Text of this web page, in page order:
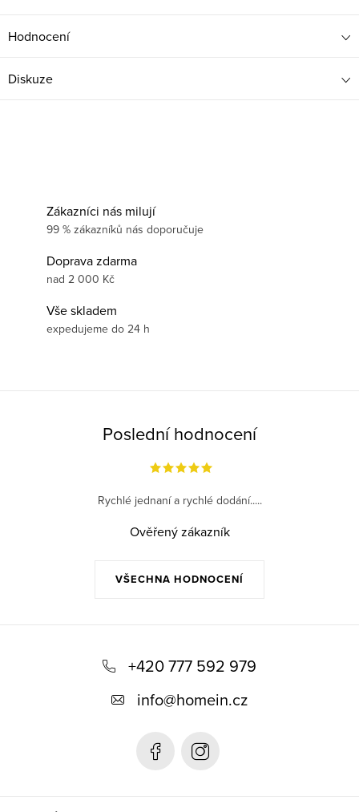
Hodnocení
Diskuze
Zákazníci nás milují
99 % zákazníků nás doporučuje
Doprava zdarma
nad 2 000 Kč
Vše skladem
expedujeme do 24 h
Poslední hodnocení
VŠECHNA HODNOCENÍ
Rychlé jednaní a rychlé dodání.....
Ověřený zákazník
+420 777 592 979
info@homein.cz